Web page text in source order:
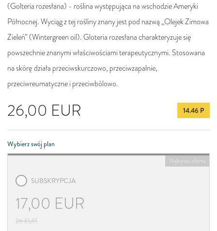
26,00 EUR 14.46 P
(Golteria rozesłana) - roślina występująca na wschodzie Ameryki
Północnej. Wyciąg z tej rośliny znany jest pod nazwą „Olejek Zimowa
Zieleń” (Wintergreen oil). Gloteria rozesłana charakteryzuje się
powszechnie znanymi właściwościami terapeutycznymi. Stosowana
na skórę działa przeciwskurczowo, przeciwzapalnie,
przeciwreumatyczne i przeciwbólowo.
Wybierz swój plan
Najlepsza oferta
SUBSKRYPCJA
17,00 EUR
26EUR